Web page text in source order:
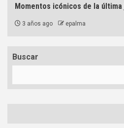
Momentos icónicos de la última
3 años ago epalma
Buscar